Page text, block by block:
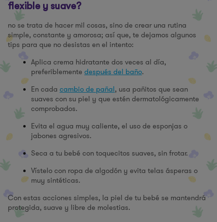
flexible y suave?
no se trata de hacer mil cosas, sino de crear una rutina
simple, constante y amorosa; así que, te dejamos algunos
tips para que no desistas en el intento:
Aplica crema hidratante dos veces al día,
preferiblemente después del baño.
En cada cambio de pañal, usa pañitos que sean
suaves con su piel y que estén dermatológicamente
comprobados.
Evita el agua muy caliente, el uso de esponjas o
jabones agresivos.
Seca a tu bebé con toquecitos suaves, sin frotar.
Vístelo con ropa de algodón y evita telas ásperas o
muy sintéticas.
Con estas acciones simples, la piel de tu bebé se mantendrá
protegida, suave y libre de molestias.